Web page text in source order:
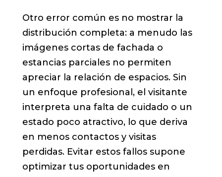
Otro error común es no mostrar la
distribución completa: a menudo las
imágenes cortas de fachada o
estancias parciales no permiten
apreciar la relación de espacios. Sin
un enfoque profesional, el visitante
interpreta una falta de cuidado o un
estado poco atractivo, lo que deriva
en menos contactos y visitas
perdidas. Evitar estos fallos supone
optimizar tus oportunidades en